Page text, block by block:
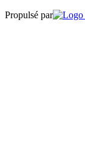
Propulsé par